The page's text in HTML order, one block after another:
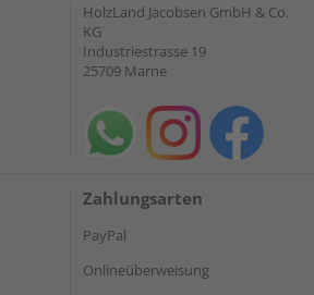
HolzLand Jacobsen GmbH & Co.
KG
Industriestrasse 19
25709 Marne
Zahlungsarten
PayPal
Onlineüberweisung